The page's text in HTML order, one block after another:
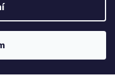
. Všechna práva vyhrazena.